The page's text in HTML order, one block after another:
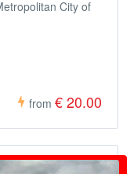
City of
from € 20.00